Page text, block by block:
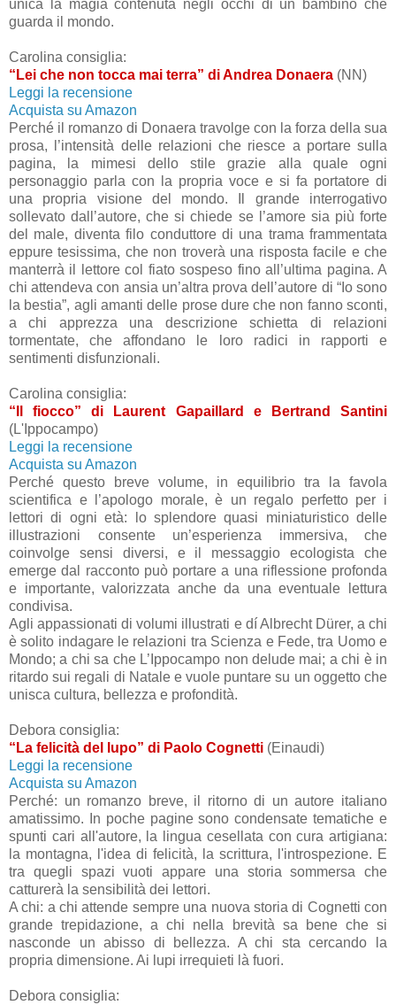
unica la magia contenuta negli occhi di un bambino che
guarda il mondo.
Carolina consiglia:
“Lei che non tocca mai terra” di Andrea Donaera (NN)
Leggi la recensione
Acquista su Amazon
Perché il romanzo di Donaera travolge con la forza della sua
prosa, l’intensità delle relazioni che riesce a portare sulla
pagina, la mimesi dello stile grazie alla quale ogni
personaggio parla con la propria voce e si fa portatore di
una propria visione del mondo. Il grande interrogativo
sollevato dall’autore, che si chiede se l’amore sia più forte
del male, diventa filo conduttore di una trama frammentata
eppure tesissima, che non troverà una risposta facile e che
manterrà il lettore col fiato sospeso fino all’ultima pagina. A
chi attendeva con ansia un’altra prova dell’autore di “Io sono
la bestia”, agli amanti delle prose dure che non fanno sconti,
a chi apprezza una descrizione schietta di relazioni
tormentate, che affondano le loro radici in rapporti e
sentimenti disfunzionali.
Carolina consiglia:
“Il fiocco” di Laurent Gapaillard e Bertrand Santini
(L'Ippocampo)
Leggi la recensione
Acquista su Amazon
Perché questo breve volume, in equilibrio tra la favola
scientifica e l’apologo morale, è un regalo perfetto per i
lettori di ogni età: lo splendore quasi miniaturistico delle
illustrazioni consente un’esperienza immersiva, che
coinvolge sensi diversi, e il messaggio ecologista che
emerge dal racconto può portare a una riflessione profonda
e importante, valorizzata anche da una eventuale lettura
condivisa.
Agli appassionati di volumi illustrati e dí Albrecht Dürer, a chi
è solito indagare le relazioni tra Scienza e Fede, tra Uomo e
Mondo; a chi sa che L’Ippocampo non delude mai; a chi è in
ritardo sui regali di Natale e vuole puntare su un oggetto che
unisca cultura, bellezza e profondità.
Debora consiglia:
“La felicità del lupo” di Paolo Cognetti (Einaudi)
Leggi la recensione
Acquista su Amazon
Perché: un romanzo breve, il ritorno di un autore italiano
amatissimo. In poche pagine sono condensate tematiche e
spunti cari all'autore, la lingua cesellata con cura artigiana:
la montagna, l'idea di felicità, la scrittura, l'introspezione. E
tra quegli spazi vuoti appare una storia sommersa che
catturerà la sensibilità dei lettori.
A chi: a chi attende sempre una nuova storia di Cognetti con
grande trepidazione, a chi nella brevità sa bene che si
nasconde un abisso di bellezza. A chi sta cercando la
propria dimensione. Ai lupi irrequieti là fuori.
Debora consiglia: